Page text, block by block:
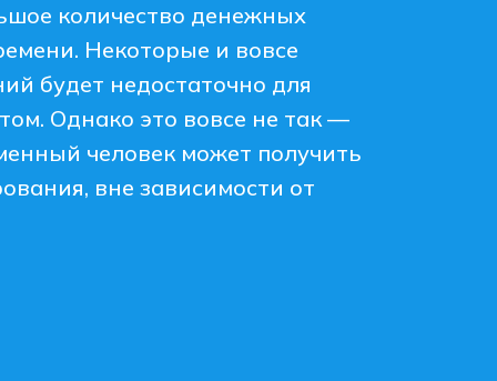
количество денежных
Некоторые и вовсе
будет недостаточно для
Однако это вовсе не так —
человек может получить
вне зависимости от